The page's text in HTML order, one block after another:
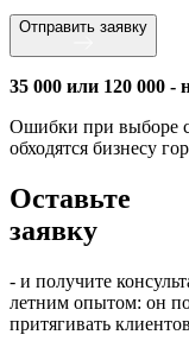
Отправить заявку
35 000 или 120 000 -
Ошибки при выборе
обходятся бизнесу
Оставьте
заявку
- и получите
летним опытом: он
притягивать